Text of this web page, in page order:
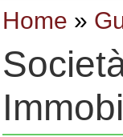
Home »